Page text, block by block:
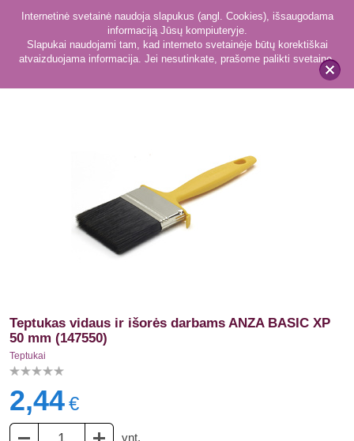
x
Internetinė svetainė naudoja slapukus (angl. Cookies), išsaugodama
informaciją Jūsų kompiuteryje.
Slapukai naudojami tam, kad interneto svetainėje būtų korektiškai
atvaizduojama informacija. Jei nesutinkate, prašome palikti svetainę.
Teptukai 59
Teptukas vidaus ir išorės darbams ANZA BASIC XP
50 mm (147550)
Teptukai
2,44€
vnt.